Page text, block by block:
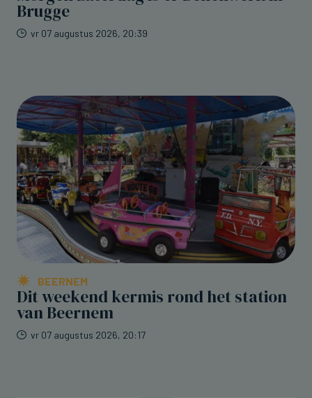
Brugge
vr 07 augustus 2026, 20:39
BEERNEM
Dit weekend kermis rond het station
van Beernem
vr 07 augustus 2026, 20:17